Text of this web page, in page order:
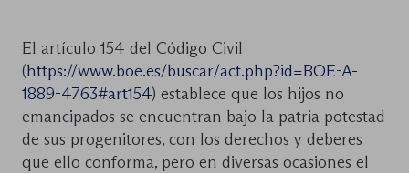
El artículo 154 del Código Civil
(https://www.boe.es/buscar/act.php?id=BOE-A-
1889-4763#art154) establece que los hijos no
emancipados se encuentran bajo la patria potestad
de sus progenitores, con los derechos y deberes
que ello conforma, pero en diversas ocasiones el